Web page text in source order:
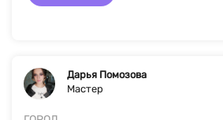
Дарья Помозова
Мастер